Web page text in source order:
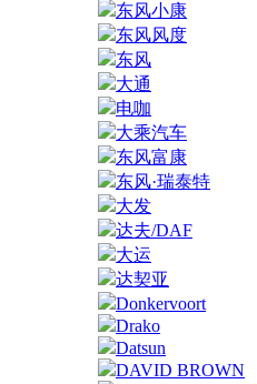
东风小康
东风风度
东风
大通
电咖
大乘汽车
东风富康
东风·瑞泰特
大发
达夫/DAF
大运
达契亚
Donkervoort
Drako
Datsun
DAVID BROWN